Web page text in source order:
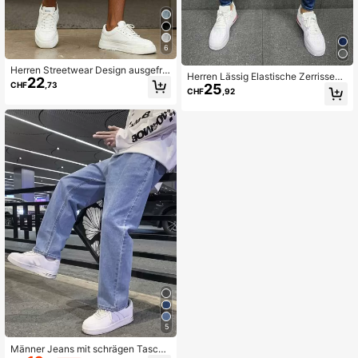
6
Herren Streetwear Design ausgefra
nste Patchwork Vintage Wasser-Wa
schung Denim Shorts
CHF22 ,73
5
Männer Jeans mit schrägen Tasche
Herren Lässig Elastische Zerrissene
Jeans Mit Taschen
CHF25 ,92